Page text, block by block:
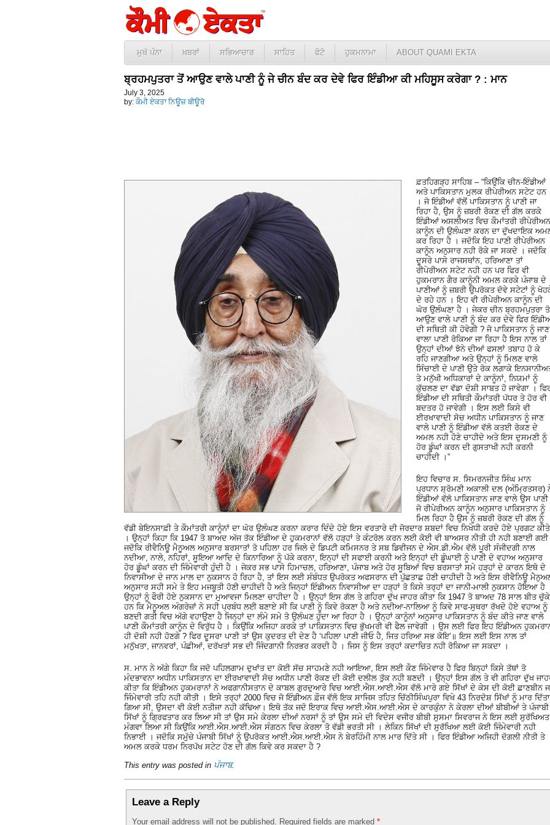
ਮੁਖੱ ਪੰਨਾ ਖ਼ਬਰਾਂ ਸਭਿਆਚਾਰ ਸਾਹਿਤ ਫੋਟੋ ਹੁਕਮਨਾਮਾ ABOUT QUAMI EKTA
ਬ੍ਰਹਮਪੁਤਰਾ ਤੋਂ ਆਉਣ ਵਾਲੇ ਪਾਣੀ ਨੂੰ ਜੇ ਚੀਨ ਬੰਦ ਕਰ ਦੇਵੇ ਫਿਰ ਇੰਡੀਆ ਕੀ ਮਹਿਸੂਸ ਕਰੇਗਾ ? : ਮਾਨ
July 3, 2025
by: ਕੌਮੀ ਏਕਤਾ ਨਿਊਜ਼ ਬੀਊਰੋ
ਫ਼ਤਹਿਗੜ੍ਹ ਸਾਹਿਬ – “ਕਿਉਂਕਿ ਚੀਨ-ਇੰਡੀਆਂ
ਅਤੇ ਪਾਕਿਸਤਾਨ ਮੁਲਕ ਰੀਪੇਰੀਅਨ ਸਟੇਟ ਹਨ
। ਜੋ ਇੰਡੀਆਂ ਵੱਲੋਂ ਪਾਕਿਸਤਾਨ ਨੂੰ ਪਾਣੀ ਜਾ
ਰਿਹਾ ਹੈ, ਉਸ ਨੂੰ ਜ਼ਬਰੀ ਰੋਕਣ ਦੀ ਗੱਲ ਕਰਕੇ
ਇੰਡੀਆਂ ਅਸਲੀਅਤ ਵਿਚ ਕੌਮਾਂਤਰੀ ਰੀਪੇਰੀਅਨ
ਕਾਨੂੰਨ ਦੀ ਉਲੰਘਣਾ ਕਰਨ ਦਾ ਦੁੱਖਦਾਇਕ
ਕਰ ਰਿਹਾ ਹੈ । ਜਦੋਕਿ ਇਹ ਪਾਣੀ ਰੀਪੇਰੀਅਨ
ਕਾਨੂੰਨ ਅਨੁਸਾਰ ਨਹੀ ਰੋਕੇ ਜਾ ਸਕਦੇ । ਜਦੋਕਿ
ਦੂਸਰੇ ਪਾਸੇ ਰਾਜਸਥਾਂਨ, ਹਰਿਆਣਾ ਤਾਂ
ਰੀਪੇਰੀਅਨ ਸਟੇਟ ਨਹੀ ਹਨ ਪਰ ਫਿਰ ਵੀ
ਹੁਕਮਰਾਨ ਗੈਰ ਕਾਨੂੰਨੀ ਅਮਲ ਕਰਕੇ ਪੰਜਾਬ ਦੇ
ਪਾਣੀਆਂ ਨੂੰ ਜ਼ਬਰੀ ਉਪਰੋਕਤ ਦੋਵੇ ਸਟੇਟਾਂ ਨੂੰ
ਦੇ ਰਹੇ ਹਨ । ਇਹ ਵੀ ਰੀਪੇਰੀਅਨ ਕਾਨੂੰਨ ਦੀ
ਘੋਰ ਉਲੰਘਣਾ ਹੈ । ਜੇਕਰ ਚੀਨ ਬ੍ਰਹਮਪੁਤਰਾ ਤੋ
ਆਉਣ ਵਾਲੇ ਪਾਣੀ ਨੂੰ ਬੰਦ ਕਰ ਦੇਵੇ ਫਿਰ
ਦੀ ਸਥਿਤੀ ਕੀ ਹੋਵੇਗੀ ? ਜੋ ਪਾਕਿਸਤਾਨ ਨੂੰ ਜਾਣ
ਵਾਲਾ ਪਾਣੀ ਰੋਕਿਆ ਜਾ ਰਿਹਾ ਹੈ ਇਸ ਨਾਲ ਤਾਂ
ਉਨ੍ਹਾਂ ਦੀਆਂ ਝੋਨੇ ਦੀਆਂ ਫਸਲਾਂ ਤਬਾਹ ਹੋ ਕੇ
ਰਹਿ ਜਾਣਗੀਆ ਅਤੇ ਉਨ੍ਹਾਂ ਨੂੰ ਮਿਲਣ ਵਾਲੇ
ਸਿੰਚਾਈ ਦੇ ਪਾਣੀ ਉਤੇ ਰੋਕ ਲਗਾਕੇ
ਤੇ ਮਨੁੱਖੀ ਅਧਿਕਾਰਾਂ ਦੇ ਕਾਨੂੰਨਾਂ, ਨਿਯਮਾਂ ਨੂੰ
ਕੁੱਚਲਣ ਦਾ ਵੱਡਾ ਦੋਸ਼ੀ ਸਾਬਤ ਹੋ ਜਾਵੇਗਾ ।
ਇੰਡੀਆ ਦੀ ਸਥਿਤੀ ਕੌਮਾਂਤਰੀ ਪੱਧਰ ਤੇ ਹੋਰ ਵੀ
ਬਦਤਰ ਹੋ ਜਾਵੇਗੀ । ਇਸ ਲਈ ਕਿਸੇ ਵੀ
ਈਰਖਾਵਾਦੀ ਸੋਚ ਅਧੀਨ ਪਾਕਿਸਤਾਨ ਨੂੰ ਜਾਣ
ਵਾਲੇ ਪਾਣੀ ਨੂੰ ਇੰਡੀਆ ਵੱਲੋ ਕਤਈ ਰੋਕਣ ਦੇ
ਅਮਲ ਨਹੀ ਹੋਣੇ ਚਾਹੀਦੇ ਅਤੇ ਇਸ ਦੁਸਮਣੀ ਨੂੰ
ਹੋਰ ਡੂੰਘਾਂ ਕਰਨ ਦੀ ਗੁਸਤਾਖੀ ਨਹੀ ਕਰਨੀ
ਚਾਹੀਦੀ ।”
ਇਹ ਵਿਚਾਰ ਸ. ਸਿਮਰਨਜੀਤ ਸਿੰਘ ਮਾਨ
ਪ੍ਰਧਾਨ ਸ਼੍ਰੋਮਣੀ ਅਕਾਲੀ ਦਲ (ਅੰਮ੍ਰਿਤਸਰ)
ਇੰਡੀਆਂ ਵੱਲੋ ਪਾਕਿਸਤਾਨ ਜਾਣ ਵਾਲੇ ਉਸ ਪਾਣੀ
ਜੋ ਰੀਪੇਰੀਅਨ ਕਾਨੂੰਨ ਅਨੁਸਾਰ ਪਾਕਿਸਤਾਨ ਨੂੰ
ਮਿਲ ਰਿਹਾ ਹੈ ਉਸ ਨੂੰ ਜ਼ਬਰੀ ਰੋਕਣ ਦੀ ਗੱਲ ਨੂੰ
ਵੱਡੀ ਬੇਇਨਸਾਫ਼ੀ ਤੇ ਕੌਮਾਂਤਰੀ ਕਾਨੂੰਨਾਂ ਦਾ ਘੋਰ ਉਲੰਘਣ ਕਰਨਾ ਕਰਾਰ ਦਿੰਦੇ ਹੋਏ ਇਸ ਵਰਤਾਰੇ ਦੀ ਜੋਰਦਾਰ ਸ਼ਬਦਾਂ ਵਿਚ ਨਿਖੇਧੀ ਕਰਦੇ ਹੋਏ ਪ੍ਰਗਟ ਕੀਤੇ
। ਉਨ੍ਹਾਂ ਕਿਹਾ ਕਿ 1947 ਤੋ ਬਾਅਦ ਅੱਜ ਤੱਕ ਇੰਡੀਆ ਦੇ ਹੁਕਮਰਾਨਾਂ ਵੱਲੋ ਹੜ੍ਹਾਂ ਤੇ ਕੰਟਰੋਲ ਕਰਨ ਲਈ ਕੋਈ ਵੀ ਬਾਅਸਰ ਨੀਤੀ ਹੀ ਨਹੀ ਬਣਾਈ ਗਈ
ਜਦੋਕਿ ਰੀਵੈਨਿਊ ਮੈਨੂਅਲ ਅਨੁਸਾਰ ਬਰਸਾਤਾਂ ਤੋ ਪਹਿਲਾ ਹਰ ਜਿਲੇ ਦੇ ਡਿਪਟੀ ਕਮਿਸਨਰ ਤੇ ਸਬ ਡਿਵੀਜਨ ਦੇ ਐਸ.ਡੀ.ਐਮ ਵੱਲੋ ਪੂਰੀ ਸੰਜੀਦਗੀ ਨਾਲ
ਨਦੀਆ, ਨਾਲੇ, ਨਹਿਰਾਂ, ਸੂਇਆ ਆਦਿ ਦੇ ਕਿਨਾਰਿਆ ਨੂੰ ਪੱਕੇ ਕਰਨਾ, ਇਨ੍ਹਾਂ ਦੀ ਸਫਾਈ ਕਰਨੀ ਅਤੇ ਇਨ੍ਹਾਂ ਦੀ ਡੂੰਘਾਈ ਨੂੰ ਪਾਣੀ ਦੇ ਵਹਾਅ ਅਨੁਸਾਰ
ਹੋਰ ਡੂੰਘਾਂ ਕਰਨ ਦੀ ਜਿੰਮੇਵਾਰੀ ਹੁੰਦੀ ਹੈ । ਜੇਕਰ ਸਭ ਪਾਸੇ ਹਿਮਾਚਲ, ਹਰਿਆਣਾ, ਪੰਜਾਬ ਅਤੇ ਹੋਰ ਸੂਬਿਆਂ ਵਿਚ ਬਰਸਾਤਾਂ ਸਮੇ ਹੜ੍ਹਾਂ ਦੇ ਕਾਰਨ ਇਥੋ ਦੇ
ਨਿਵਾਸੀਆ ਦੇ ਜਾਨ ਮਾਲ ਦਾ ਨੁਕਸਾਨ ਹੋ ਰਿਹਾ ਹੈ, ਤਾਂ ਇਸ ਲਈ ਸੰਬੰਧਤ ਉਪਰੋਕਤ ਅਫਸਰਾਨ ਦੀ ਪੁੱਛਤਾਛ ਹੋਣੀ ਚਾਹੀਦੀ ਹੈ ਅਤੇ ਇਸ ਰੀਵੈਨਿਊ
ਅਨੁਸਾਰ ਸਹੀ ਸਮੇ ਤੇ ਇਹ ਮਜਬੂਤੀ ਹੋਣੀ ਚਾਹੀਦੀ ਹੈ ਅਤੇ ਜਿਨ੍ਹਾਂ ਇੰਡੀਅਨ ਨਿਵਾਸੀਆ ਦਾ ਹੜ੍ਹਾਂ ਤੋ ਕਿਸੇ ਤਰ੍ਹਾਂ ਦਾ ਜਾਨੀ-ਮਾਲੀ ਨੁਕਸਾਨ ਹੋਇਆ ਹੈ
ਉਨ੍ਹਾਂ ਨੂੰ ਫੌਰੀ ਹੋਏ ਨੁਕਸਾਨ ਦਾ ਮੁਆਵਜਾ ਮਿਲਣਾ ਚਾਹੀਦਾ ਹੈ । ਉਨ੍ਹਾਂ ਇਸ ਗੱਲ ਤੇ ਗਹਿਰਾ ਦੁੱਖ ਜਾਹਰ ਕੀਤਾ ਕਿ 1947 ਤੋ ਬਾਅਦ 78 ਸਾਲ ਬੀਤ ਚੁੱਕੇ
ਹਨ ਕਿ ਮੈਨੂਅਲ ਅੰਗਰੇਜ਼ਾਂ ਨੇ ਸਹੀ ਪ੍ਰਬੰਧ ਲਈ ਬਣਾਏ ਸੀ ਕਿ ਪਾਣੀ ਨੂੰ ਕਿਵੇ ਰੋਕਣਾ ਹੈ ਅਤੇ ਨਦੀਆ-ਨਾਲਿਆ ਨੂੰ ਕਿਵੇ ਸਾਫ-ਸੁਥਰਾ ਰੱਖਦੇ ਹੋਏ ਵਹਾਅ ਨੂੰ
ਬਣਦੀ ਗਤੀ ਵਿਚ ਅੱਗੇ ਵਹਾਉਣਾ ਹੈ ਜਿਨ੍ਹਾਂ ਦਾ ਲੰਮੇ ਸਮੇ ਤੋ ਉਲੰਘਣ ਹੁੰਦਾ ਆ ਰਿਹਾ ਹੈ । ਉਨ੍ਹਾਂ ਕਾਨੂੰਨਾਂ ਅਨੁਸਾਰ ਪਾਕਿਸਤਾਨ ਨੂੰ ਬੰਦ ਕੀਤੇ ਜਾਣ ਵਾਲੇ
ਪਾਣੀ ਕੌਮਾਂਤਰੀ ਕਾਨੂੰਨ ਦੇ ਵਿਰੁੱਧ ਹੈ । ਕਿਉਂਕਿ ਅਜਿਹਾ ਕਰਕੇ ਤਾਂ ਪਾਕਿਸਤਾਨ ਵਿਚ ਭੁੱਖਮਰੀ ਵੀ ਫੈਲ ਜਾਵੇਗੀ । ਉਸ ਲਈ ਫਿਰ ਇਹ ਇੰਡੀਅਨ
ਹੀ ਦੋਸ਼ੀ ਨਹੀ ਹੋਣਗੇ ? ਫਿਰ ਦੂਸਰਾ ਪਾਣੀ ਤਾਂ ਉਸ ਕੁਦਰਤ ਦੀ ਦੇਣ ਹੈ ‘ਪਹਿਲਾ ਪਾਣੀ ਜੀਓ ਹੈ, ਜਿਤ ਹਰਿਆ ਸਭ ਕੋਇ’॥ ਇਸ ਲਈ ਇਸ ਨਾਲ ਤਾਂ
ਮਨੁੱਖਤਾ, ਜਾਨਵਰਾਂ, ਪੰਛੀਆਂ, ਦਰੱਖਤਾਂ ਸਭ ਦੀ ਜਿੰਦਗਾਨੀ ਨਿਰਭਰ ਕਰਦੀ ਹੈ । ਜਿਸ ਨੂੰ ਇਸ ਤਰ੍ਹਾਂ ਕਦਾਚਿਤ ਨਹੀ ਰੋਕਿਆ ਜਾ ਸਕਦਾ ।
ਸ. ਮਾਨ ਨੇ ਅੱਗੇ ਕਿਹਾ ਕਿ ਜਦੋ ਪਹਿਲਗਾਮ ਦੁਖਾਂਤ ਦਾ ਕੋਈ ਸੱਚ ਸਾਹਮਣੇ ਨਹੀ ਆਇਆ, ਇਸ ਲਈ ਕੌਣ ਜਿੰਮੇਵਾਰ ਹੈ ਫਿਰ ਬਿਨ੍ਹਾਂ ਕਿਸੇ ਤੱਥਾਂ ਤੋ
ਮੰਦਭਾਵਨਾ ਅਧੀਨ ਪਾਕਿਸਤਾਨ ਦਾ ਈਰਖਾਵਾਦੀ ਸੋਚ ਅਧੀਨ ਪਾਣੀ ਰੋਕਣ ਦੀ ਕੋਈ ਦਲੀਲ ਤੁੱਕ ਨਹੀ ਬਣਦੀ । ਉਨ੍ਹਾਂ ਇਸ ਗੱਲ ਤੇ ਵੀ ਗਹਿਰਾ ਦੁੱਖ
ਕੀਤਾ ਕਿ ਇੰਡੀਅਨ ਹੁਕਮਰਾਨਾਂ ਨੇ ਅਫਗਾਨੀਸਤਾਨ ਦੇ ਕਾਬਲ ਗੁਰਦੁਆਰੇ ਵਿਚ ਆਈ.ਐਸ.ਆਈ.ਐਸ ਵੱਲੋ ਮਾਰੇ ਗਏ ਸਿੱਖਾਂ ਦੇ ਕੇਸ ਦੀ ਕੋਈ ਛਾਣਬੀਨ
ਜਿੰਮੇਵਾਰੀ ਤਹਿ ਨਹੀ ਕੀਤੀ । ਇਸੇ ਤਰ੍ਹਾਂ 2000 ਵਿਚ ਜੋ ਇੰਡੀਅਨ ਫ਼ੌਜ ਵੱਲੋ ਇਕ ਸਾਜਿਸ ਤਹਿਤ ਚਿੱਠੀਸਿੰਘਪੁਰਾ ਵਿਖੇ 43 ਨਿਰਦੋਸ਼ ਸਿੱਖਾਂ ਨੂੰ ਮਾਰ ਦਿੱਤਾ
ਗਿਆ ਸੀ, ਉਸਦਾ ਵੀ ਕੋਈ ਨਤੀਜਾ ਨਹੀ ਕੱਢਿਆ। ਇਥੋ ਤੱਕ ਜਦੋ ਇਰਾਕ ਵਿਚ ਆਈ.ਐਸ.ਆਈ.ਐਸ ਦੇ ਕਾਰਕੁੰਨਾ ਨੇ ਕੇਰਲਾ ਦੀਆਂ ਬੀਬੀਆਂ ਤੇ ਪੰਜਾਬੀ
ਸਿੱਖਾਂ ਨੂੰ ਗ੍ਰਿਫਤਾਰ ਕਰ ਲਿਆ ਸੀ ਤਾਂ ਉਸ ਸਮੇ ਕੇਰਲਾ ਦੀਆਂ ਨਰਸਾਂ ਨੂੰ ਤਾਂ ਉਸ ਸਮੇ ਦੀ ਵਿਦੇਸ ਵਜੀਰ ਬੀਬੀ ਸੁਸਮਾ ਸਿਵਰਾਜ ਨੇ ਇਸ ਲਈ ਸੁਰੱਖਿਅਤ
ਮੰਗਵਾ ਲਿਆ ਸੀ ਕਿਉਂਕਿ ਆਈ.ਐਸ.ਆਈ.ਐਸ ਸੰਗਠਨ ਵਿਚ ਕੇਰਲਾ ਤੋ ਵੱਡੀ ਭਰਤੀ ਸੀ । ਲੇਕਿਨ ਸਿੱਖਾਂ ਦੀ ਸੁਰੱਖਿਆ ਲਈ ਕੋਈ ਜਿੰਮੇਵਾਰੀ ਨਹੀ
ਨਿਭਾਈ । ਜਦੋਕਿ ਸਮੁੱਚੇ ਪੰਜਾਬੀ ਸਿੱਖਾਂ ਨੂੰ ਉਪਰੋਕਤ ਆਈ.ਐਸ.ਆਈ.ਐਸ ਨੇ ਬੇਰਹਿੰਮੀ ਨਾਲ ਮਾਰ ਦਿੱਤੇ ਸੀ । ਫਿਰ ਇੰਡੀਆ ਅਜਿਹੀ ਦੋਗਲੀ ਨੀਤੀ ਤੇ
ਅਮਲ ਕਰਕੇ ਧਰਮ ਨਿਰਪੱਖ ਸਟੇਟ ਹੋਣ ਦੀ ਗੱਲ ਕਿਵੇ ਕਰ ਸਕਦਾ ਹੈ ?
This entry was posted in ਪੰਜਾਬ.
Leave a Reply
Your email address will not be published. Required fields are marked *